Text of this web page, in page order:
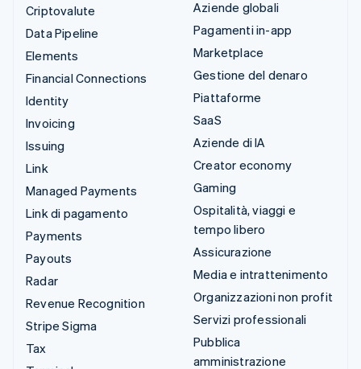
Criptovalute
Data Pipeline
Elements
Financial Connections
Identity
Invoicing
Issuing
Link
Managed Payments
Link di pagamento
Payments
Payouts
Radar
Revenue Recognition
Stripe Sigma
Tax
Aziende globali
Pagamenti in-app
Marketplace
Gestione del denaro
Piattaforme
SaaS
Aziende di IA
Creator economy
Gaming
Ospitalità, viaggi e
tempo libero
Assicurazione
Media e intrattenimento
Organizzazioni non profit
Servizi professionali
Pubblica
amministrazione